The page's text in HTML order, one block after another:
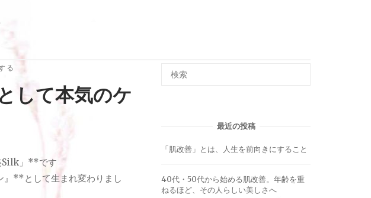
る
して本気のケ
Silk」**です
』**として生まれ変わりまし
最近の投稿
「肌改善」とは、人生を前向きにすること
40代・50代から始める肌改善。年齢を重
ねるほど、その人らしい美しさへ